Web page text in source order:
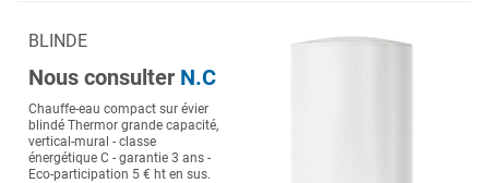
BLINDE
Nous consulter N.C
Chauffe-eau compact sur évier
blindé Thermor grande capacité,
vertical-mural - classe
énergétique C - garantie 3 ans -
Eco-participation 5 € ht en sus.